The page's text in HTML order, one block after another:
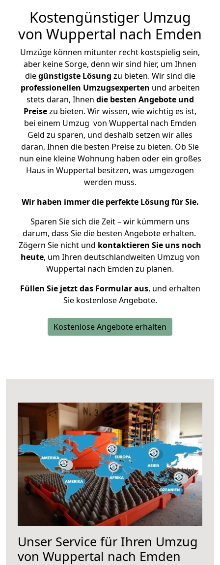
Kostengünstiger Umzug
von Wuppertal nach Emden
Umzüge können mitunter recht kostspielig sein,
aber keine Sorge, denn wir sind hier, um Ihnen
diegünstigste Lösung zu bieten. Wir sind die
professionellen Umzugsexperten und arbeiten
stets daran, Ihnen die besten Angebote und
Preisezu bieten. Wir wissen, wie wichtig es ist,
bei einem Umzug von Wuppertal nach Emden
Geld zu sparen, und deshalb setzen wir alles
daran, Ihnen die besten Preise zu bieten. Ob Sie
nun eine kleine Wohnung haben oder ein großes
Haus in Wuppertal besitzen, was umgezogen
werden muss.
Wir haben immer die perfekte Lösung für Sie.
Sparen Sie sich die Zeit – wir kümmern uns
darum, dass Sie die besten Angebote erhalten.
Zögern Sie nicht und kontaktieren Sie uns noch
heute, um Ihren deutschlandweiten Umzug von
Wuppertal nach Emden zu planen.
Füllen Sie jetzt das Formular aus, und erhalten
Sie kostenlose Angebote.
Kostenlose Angebote erhalten
Unser Service für Ihren Umzug
von Wuppertal nach Emden